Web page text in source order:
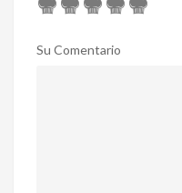
Su Comentario